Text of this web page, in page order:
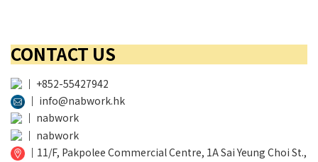
CONTACT US
│ +852-55427942
│ info@nabwork.hk
│ nabwork
│ nabwork
│ 11/F, Pakpolee Commercial Centre, 1A Sai Yeung Choi St.,